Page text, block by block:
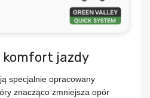
komfort jazdy
specjalnie opracowany
znacząco zmniejsza opór